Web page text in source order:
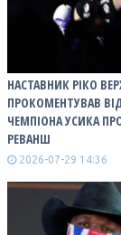
НАСТАВНИК РІКО
ПРОКОМЕНТУВАВ
ЧЕМПІОНА УСИКА
РЕВАНШ
2026-07-29 14:36